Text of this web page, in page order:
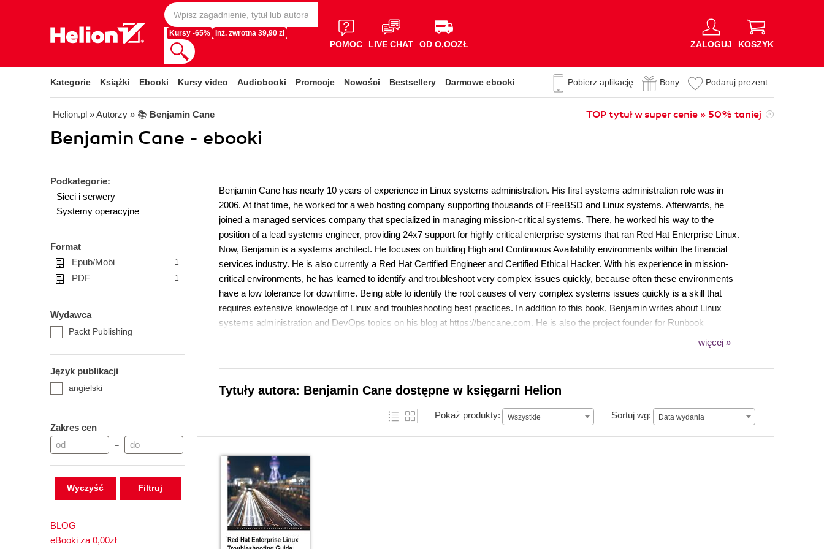
Kursy -65% Inż. zwrotna 39,90 zł
POMOC LIVE CHAT OD O,OOZŁ ZALOGUJ KOSZYK
Kategorie Książki Ebooki Kursy video Audiobooki Promocje Nowości Bestsellery Darmowe ebooki Pobierz aplikację Bony Podaruj prezent
Helion.pl » Autorzy » 📚 Benjamin Cane TOP tytuł w super cenie » 50% taniej
Benjamin Cane - ebooki
Podkategorie:
Sieci i serwery
Systemy operacyjne
Format
Epub/Mobi
1
PDF 1
Wydawca
Packt Publishing
Język publikacji
angielski
Zakres cen
–
Wyczyść
BLOG
eBooki za 0,00zł
Benjamin Cane has nearly 10 years of experience in Linux systems administration. His first systems administration role was in
2006. At that time, he worked for a web hosting company supporting thousands of FreeBSD and Linux systems. Afterwards, he
joined a managed services company that specialized in managing mission-critical systems. There, he worked his way to the
position of a lead systems engineer, providing 24x7 support for highly critical enterprise systems that ran Red Hat Enterprise Linux.
Now, Benjamin is a systems architect. He focuses on building High and Continuous Availability environments within the financial
services industry. He is also currently a Red Hat Certified Engineer and Certified Ethical Hacker. With his experience in mission-
critical environments, he has learned to identify and troubleshoot very complex issues quickly, because often these environments
have a low tolerance for downtime. Being able to identify the root causes of very complex systems issues quickly is a skill that
requires extensive knowledge of Linux and troubleshooting best practices. In addition to this book, Benjamin writes about Linux
systems administration and DevOps topics on his blog at https://bencane.com. He is also the project founder for Runbook
(https://github.com/Runbook/runbook), an open source application designed to monitor and automatically resolve infrastructure and
więcej »
Tytuły autora: Benjamin Cane dostępne w księgarni Helion
Pokaż produkty: Wszystkie Sortuj wg: Data wydania
Data wydania